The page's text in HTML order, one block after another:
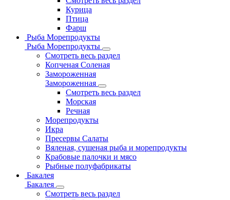
Курица
Птица
Фарш
Рыба Морепродукты
Рыба Морепродукты
Смотреть весь раздел
Копченая Соленая
Замороженная
Замороженная
Смотреть весь раздел
Морская
Речная
Морепродукты
Икра
Пресервы Салаты
Вяленая, сушеная рыба и морепродукты
Крабовые палочки и мясо
Рыбные полуфабрикаты
Бакалея
Бакалея
Смотреть весь раздел